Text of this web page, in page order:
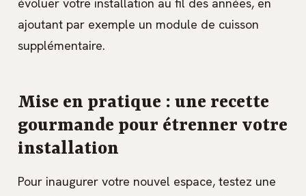
évoluer votre installation au fil des années, en
ajoutant par exemple un module de cuisson
supplémentaire.
Mise en pratique : une recette
gourmande pour étrenner votre
installation
Pour inaugurer votre nouvel espace, testez une